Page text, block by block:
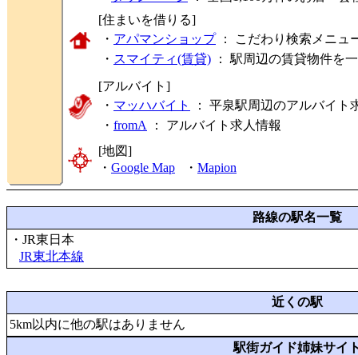
[住まいを借りる]
・ アパマンショップ： こだわり検索メニュ
・ スマイティ(賃貸) ： 駅周辺の賃貸物件を
[アルバイト]
・ マッハバイト
： 平泉駅周辺のアルバイト
・ fromA ： アルバイト求人情報
[地図]
・ Google Map ・ Mapion
路線の駅名一覧
・JR東日本
JR東北本線
近くの駅
5km以内に他の駅はありません
駅街ガイド姉妹サイ